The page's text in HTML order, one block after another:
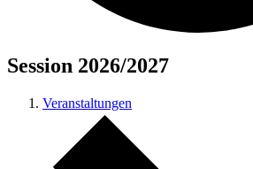
Session 2026/2027
Veranstaltungen